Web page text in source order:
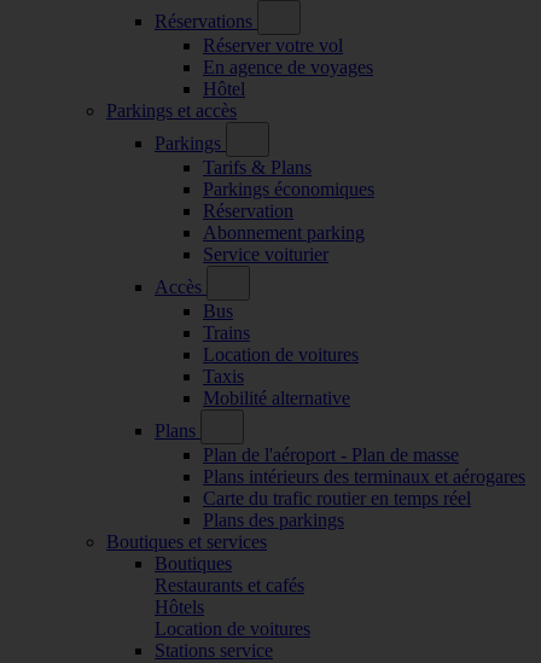
Réservations
Réserver votre vol
En agence de voyages
Hôtel
Parkings et accès
Parkings
Tarifs & Plans
Parkings économiques
Réservation
Abonnement parking
Service voiturier
Accès
Bus
Trains
Location de voitures
Taxis
Mobilité alternative
Plans
Plan de l'aéroport - Plan de masse
Plans intérieurs des terminaux et aérogares
Carte du trafic routier en temps réel
Plans des parkings
Boutiques et services
Boutiques
Restaurants et cafés
Hôtels
Location de voitures
Stations service